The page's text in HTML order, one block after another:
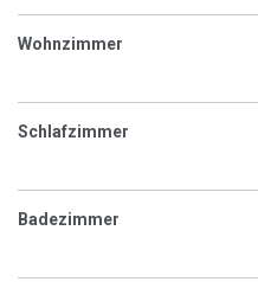
Wohnzimmer
Schlafzimmer
Badezimmer